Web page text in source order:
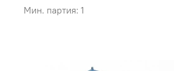
Мин. партия: 1